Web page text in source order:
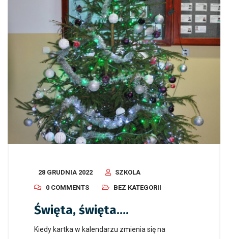
28 GRUDNIA 2022
SZKOLA
0 COMMENTS
BEZ KATEGORII
Święta, święta….
Kiedy kartka w kalendarzu zmienia się na